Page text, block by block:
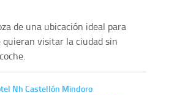
de una ubicación ideal para
quieran visitar la ciudad sin
Nh Castellón Mindoro